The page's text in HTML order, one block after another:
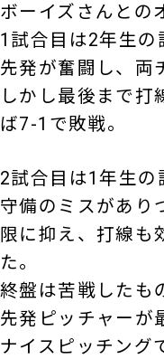
ボーイズさんとの
1試合目は2年生の
先発が奮闘し、両
しかし最後まで打
ば7-1で敗戦。
2試合目は1年生の
守備のミスがあり
限に抑え、打線も
た。
終盤は苦戦したも
先発ピッチャーが
ナイスピッチング